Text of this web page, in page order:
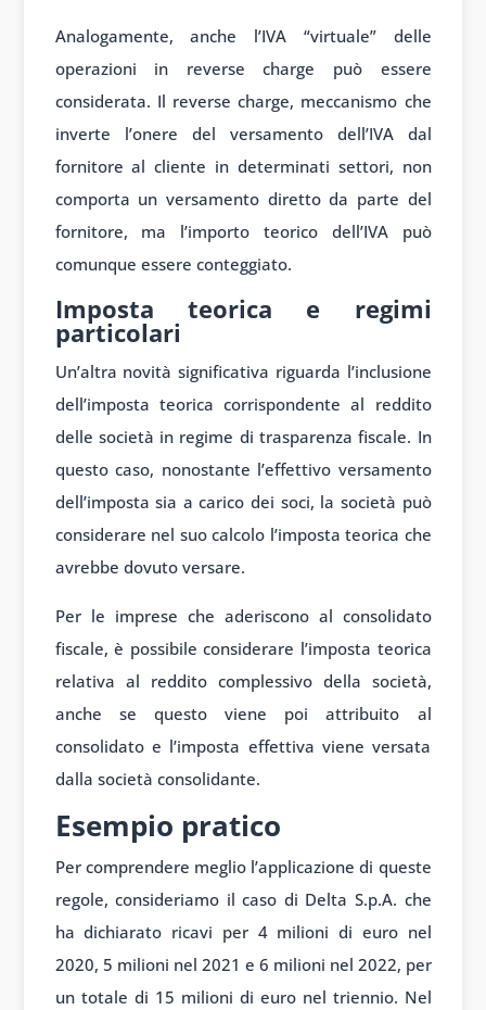
Analogamente, anche l’IVA “virtuale” delle
operazioni in reverse charge può essere
considerata. Il reverse charge, meccanismo che
inverte l’onere del versamento dell’IVA dal
fornitore al cliente in determinati settori, non
comporta un versamento diretto da parte del
fornitore, ma l’importo teorico dell’IVA può
comunque essere conteggiato.
Imposta teorica e regimi
particolari
Un’altra novità significativa riguarda l’inclusione
dell’imposta teorica corrispondente al reddito
delle società in regime di trasparenza fiscale. In
questo caso, nonostante l’effettivo versamento
dell’imposta sia a carico dei soci, la società può
considerare nel suo calcolo l’imposta teorica che
avrebbe dovuto versare.
Per le imprese che aderiscono al consolidato
fiscale, è possibile considerare l’imposta teorica
relativa al reddito complessivo della società,
anche se questo viene poi attribuito al
consolidato e l’imposta effettiva viene versata
dalla società consolidante.
Esempio pratico
Per comprendere meglio l’applicazione di queste
regole, consideriamo il caso di Delta S.p.A. che
ha dichiarato ricavi per 4 milioni di euro nel
2020, 5 milioni nel 2021 e 6 milioni nel 2022, per
un totale di 15 milioni di euro nel triennio. Nel